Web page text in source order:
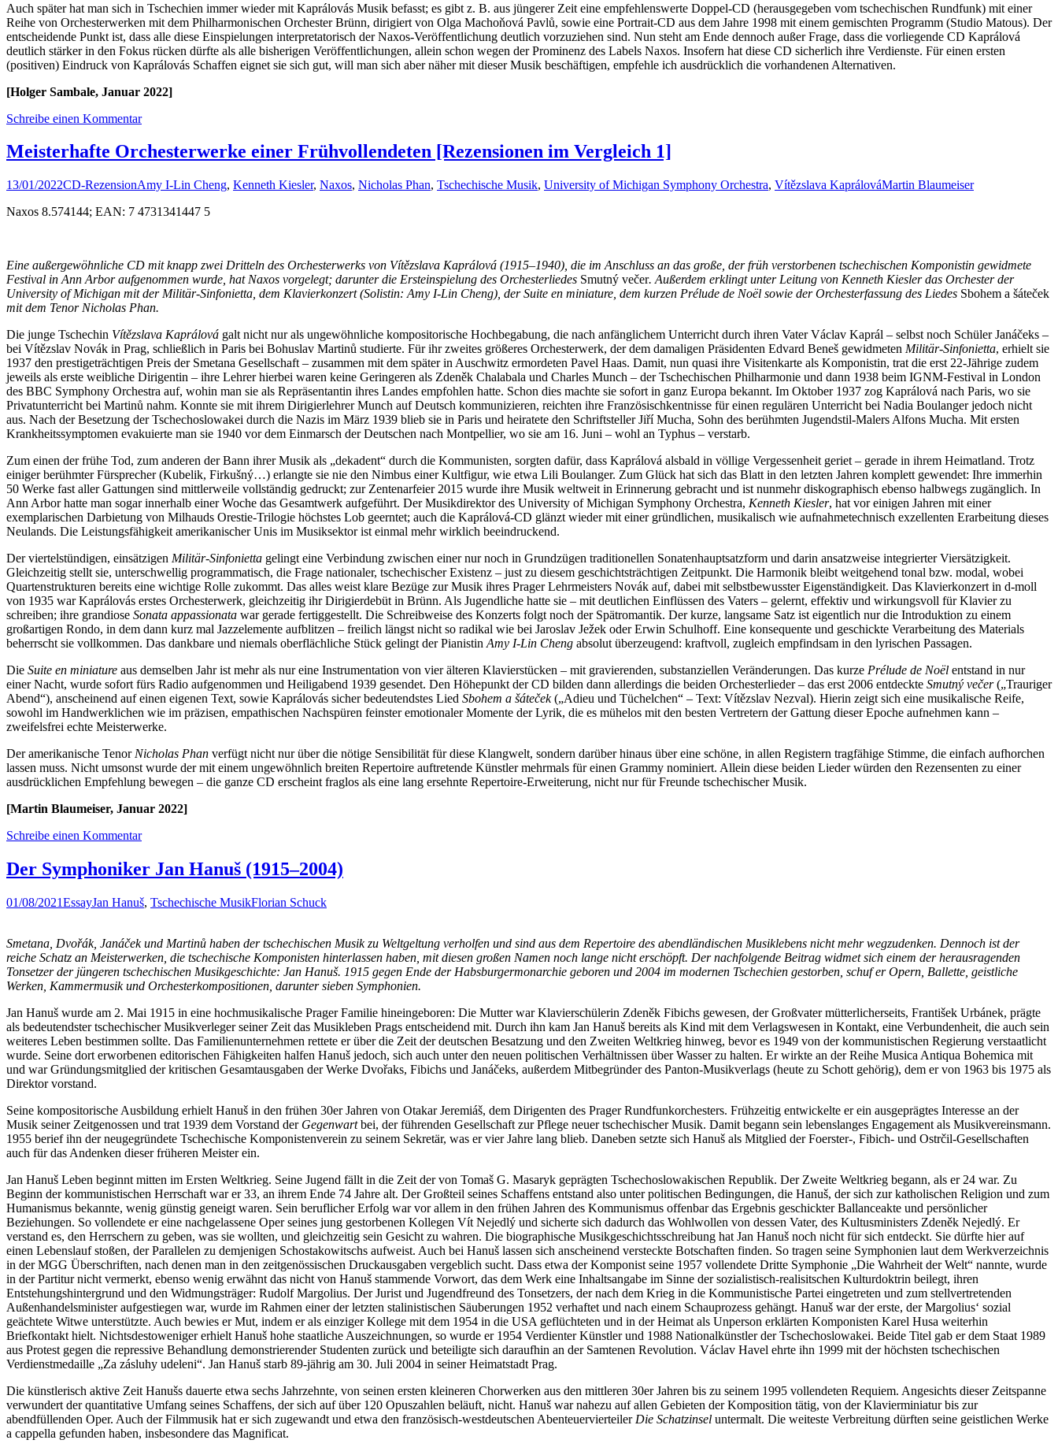
Auch später hat man sich in Tschechien immer wieder mit Kaprálovás Musik befasst; es gibt z. B. aus jüngerer Zeit eine empfehlenswerte Doppel-CD (herausgegeben vom tschechischen Rundfunk) mit einer
Reihe von Orchesterwerken mit dem Philharmonischen Orchester Brünn, dirigiert von Olga Machoňová Pavlů, sowie eine Portrait-CD aus dem Jahre 1998 mit einem gemischten Programm (Studio Matous). Der
entscheidende Punkt ist, dass alle diese Einspielungen interpretatorisch der Naxos-Veröffentlichung deutlich vorzuziehen sind. Nun steht am Ende dennoch außer Frage, dass die vorliegende CD Kaprálová
deutlich stärker in den Fokus rücken dürfte als alle bisherigen Veröffentlichungen, allein schon wegen der Prominenz des Labels Naxos. Insofern hat diese CD sicherlich ihre Verdienste. Für einen ersten
(positiven) Eindruck von Kaprálovás Schaffen eignet sie sich gut, will man sich aber näher mit dieser Musik beschäftigen, empfehle ich ausdrücklich die vorhandenen Alternativen.
[Holger Sambale, Januar 2022]
Schreibe einen Kommentar
Meisterhafte Orchesterwerke einer Frühvollendeten [Rezensionen im Vergleich 1]
13/01/2022CD-RezensionAmy I-Lin Cheng, Kenneth Kiesler, Naxos, Nicholas Phan, Tschechische Musik, University of Michigan Symphony Orchestra, Vítězslava KaprálováMartin Blaumeiser
Naxos 8.574144; EAN: 7 4731341447 5
Eine außergewöhnliche CD mit knapp zwei Dritteln des Orchesterwerks von Vítězslava Kaprálová (1915–1940), die im Anschluss an das große, der früh verstorbenen tschechischen Komponistin gewidmete
Festival in Ann Arbor aufgenommen wurde, hat Naxos vorgelegt; darunter die Ersteinspielung des Orchesterliedes Smutný večer. Außerdem erklingt unter Leitung von Kenneth Kiesler das Orchester der
University of Michigan mit der Militär-Sinfonietta, dem Klavierkonzert (Solistin: Amy I-Lin Cheng), der Suite en miniature, dem kurzen Prélude de Noël sowie der Orchesterfassung des Liedes Sbohem a šáteček
mit dem Tenor Nicholas Phan.
Die junge Tschechin Vítězslava Kaprálová galt nicht nur als ungewöhnliche kompositorische Hochbegabung, die nach anfänglichem Unterricht durch ihren Vater Václav Kaprál – selbst noch Schüler Janáčeks –
bei Vítězslav Novák in Prag, schließlich in Paris bei Bohuslav Martinů studierte. Für ihr zweites größeres Orchesterwerk, der dem damaligen Präsidenten Edvard Beneš gewidmeten Militär-Sinfonietta, erhielt sie
1937 den prestigeträchtigen Preis der Smetana Gesellschaft – zusammen mit dem später in Auschwitz ermordeten Pavel Haas. Damit, nun quasi ihre Visitenkarte als Komponistin, trat die erst 22-Jährige zudem
jeweils als erste weibliche Dirigentin – ihre Lehrer hierbei waren keine Geringeren als Zdeněk Chalabala und Charles Munch – der Tschechischen Philharmonie und dann 1938 beim IGNM-Festival in London
des BBC Symphony Orchestra auf, wohin man sie als Repräsentantin ihres Landes empfohlen hatte. Schon dies machte sie sofort in ganz Europa bekannt. Im Oktober 1937 zog Kaprálová nach Paris, wo sie
Privatunterricht bei Martinů nahm. Konnte sie mit ihrem Dirigierlehrer Munch auf Deutsch kommunizieren, reichten ihre Französischkentnisse für einen regulären Unterricht bei Nadia Boulanger jedoch nicht
aus. Nach der Besetzung der Tschechoslowakei durch die Nazis im März 1939 blieb sie in Paris und heiratete den Schriftsteller Jiří Mucha, Sohn des berühmten Jugendstil-Malers Alfons Mucha. Mit ersten
Krankheitssymptomen evakuierte man sie 1940 vor dem Einmarsch der Deutschen nach Montpellier, wo sie am 16. Juni – wohl an Typhus – verstarb.
Zum einen der frühe Tod, zum anderen der Bann ihrer Musik als „dekadent“ durch die Kommunisten, sorgten dafür, dass Kaprálová alsbald in völlige Vergessenheit geriet – gerade in ihrem Heimatland. Trotz
einiger berühmter Fürsprecher (Kubelik, Firkušný…) erlangte sie nie den Nimbus einer Kultfigur, wie etwa Lili Boulanger. Zum Glück hat sich das Blatt in den letzten Jahren komplett gewendet: Ihre immerhin
50 Werke fast aller Gattungen sind mittlerweile vollständig gedruckt; zur Zentenarfeier 2015 wurde ihre Musik weltweit in Erinnerung gebracht und ist nunmehr diskographisch ebenso halbwegs zugänglich. In
Ann Arbor hatte man sogar innerhalb einer Woche das Gesamtwerk aufgeführt. Der Musikdirektor des University of Michigan Symphony Orchestra, Kenneth Kiesler, hat vor einigen Jahren mit einer
exemplarischen Darbietung von Milhauds Orestie-Trilogie höchstes Lob geerntet; auch die Kaprálová-CD glänzt wieder mit einer gründlichen, musikalisch wie aufnahmetechnisch exzellenten Erarbeitung dieses
Neulands. Die Leistungsfähigkeit amerikanischer Unis im Musiksektor ist einmal mehr wirklich beeindruckend.
Der viertelstündigen, einsätzigen Militär-Sinfonietta gelingt eine Verbindung zwischen einer nur noch in Grundzügen traditionellen Sonatenhauptsatzform und darin ansatzweise integrierter Viersätzigkeit.
Gleichzeitig stellt sie, unterschwellig programmatisch, die Frage nationaler, tschechischer Existenz – just zu diesem geschichtsträchtigen Zeitpunkt. Die Harmonik bleibt weitgehend tonal bzw. modal, wobei
Quartenstrukturen bereits eine wichtige Rolle zukommt. Das alles weist klare Bezüge zur Musik ihres Prager Lehrmeisters Novák auf, dabei mit selbstbewusster Eigenständigkeit. Das Klavierkonzert in d-moll
von 1935 war Kaprálovás erstes Orchesterwerk, gleichzeitig ihr Dirigierdebüt in Brünn. Als Jugendliche hatte sie – mit deutlichen Einflüssen des Vaters – gelernt, effektiv und wirkungsvoll für Klavier zu
schreiben; ihre grandiose Sonata appassionata war gerade fertiggestellt. Die Schreibweise des Konzerts folgt noch der Spätromantik. Der kurze, langsame Satz ist eigentlich nur die Introduktion zu einem
großartigen Rondo, in dem dann kurz mal Jazzelemente aufblitzen – freilich längst nicht so radikal wie bei Jaroslav Ježek oder Erwin Schulhoff. Eine konsequente und geschickte Verarbeitung des Materials
beherrscht sie vollkommen. Das dankbare und niemals oberflächliche Stück gelingt der Pianistin Amy I-Lin Cheng absolut überzeugend: kraftvoll, zugleich empfindsam in den lyrischen Passagen.
Die Suite en miniature aus demselben Jahr ist mehr als nur eine Instrumentation von vier älteren Klavierstücken – mit gravierenden, substanziellen Veränderungen. Das kurze Prélude de Noël entstand in nur
einer Nacht, wurde sofort fürs Radio aufgenommen und Heiligabend 1939 gesendet. Den Höhepunkt der CD bilden dann allerdings die beiden Orchesterlieder – das erst 2006 entdeckte Smutný večer(„Trauriger
Abend“), anscheinend auf einen eigenen Text, sowie Kaprálovás sicher bedeutendstes Lied Sbohem a šáteček(„Adieu und Tüchelchen“ – Text: Vítězslav Nezval). Hierin zeigt sich eine musikalische Reife,
sowohl im Handwerklichen wie im präzisen, empathischen Nachspüren feinster emotionaler Momente der Lyrik, die es mühelos mit den besten Vertretern der Gattung dieser Epoche aufnehmen kann –
zweifelsfrei echte Meisterwerke.
Der amerikanische Tenor Nicholas Phan verfügt nicht nur über die nötige Sensibilität für diese Klangwelt, sondern darüber hinaus über eine schöne, in allen Registern tragfähige Stimme, die einfach aufhorchen
lassen muss. Nicht umsonst wurde der mit einem ungewöhnlich breiten Repertoire auftretende Künstler mehrmals für einen Grammy nominiert. Allein diese beiden Lieder würden den Rezensenten zu einer
ausdrücklichen Empfehlung bewegen – die ganze CD erscheint fraglos als eine lang ersehnte Repertoire-Erweiterung, nicht nur für Freunde tschechischer Musik.
[Martin Blaumeiser, Januar 2022]
Schreibe einen Kommentar
Der Symphoniker Jan Hanuš (1915–2004)
01/08/2021EssayJan Hanuš, Tschechische MusikFlorian Schuck
Smetana, Dvořák, Janáček und Martinů haben der tschechischen Musik zu Weltgeltung verholfen und sind aus dem Repertoire des abendländischen Musiklebens nicht mehr wegzudenken. Dennoch ist der
reiche Schatz an Meisterwerken, die tschechische Komponisten hinterlassen haben, mit diesen großen Namen noch lange nicht erschöpft. Der nachfolgende Beitrag widmet sich einem der herausragenden
Tonsetzer der jüngeren tschechischen Musikgeschichte: Jan Hanuš. 1915 gegen Ende der Habsburgermonarchie geboren und 2004 im modernen Tschechien gestorben, schuf er Opern, Ballette, geistliche
Werken, Kammermusik und Orchesterkompositionen, darunter sieben Symphonien.
Jan Hanuš wurde am 2. Mai 1915 in eine hochmusikalische Prager Familie hineingeboren: Die Mutter war Klavierschülerin Zdeněk Fibichs gewesen, der Großvater mütterlicherseits, František Urbánek, prägte
als bedeutendster tschechischer Musikverleger seiner Zeit das Musikleben Prags entscheidend mit. Durch ihn kam Jan Hanuš bereits als Kind mit dem Verlagswesen in Kontakt, eine Verbundenheit, die auch sein
weiteres Leben bestimmen sollte. Das Familienunternehmen rettete er über die Zeit der deutschen Besatzung und den Zweiten Weltkrieg hinweg, bevor es 1949 von der kommunistischen Regierung verstaatlicht
wurde. Seine dort erworbenen editorischen Fähigkeiten halfen Hanuš jedoch, sich auch unter den neuen politischen Verhältnissen über Wasser zu halten. Er wirkte an der Reihe Musica Antiqua Bohemica mit
und war Gründungsmitglied der kritischen Gesamtausgaben der Werke Dvořaks, Fibichs und Janáčeks, außerdem Mitbegründer des Panton-Musikverlags (heute zu Schott gehörig), dem er von 1963 bis 1975 als
Direktor vorstand.
Seine kompositorische Ausbildung erhielt Hanuš in den frühen 30er Jahren von Otakar Jeremiáš, dem Dirigenten des Prager Rundfunkorchesters. Frühzeitig entwickelte er ein ausgeprägtes Interesse an der
Musik seiner Zeitgenossen und trat 1939 dem Vorstand der Gegenwartbei, der führenden Gesellschaft zur Pflege neuer tschechischer Musik. Damit begann sein lebenslanges Engagement als Musikvereinsmann.
1955 berief ihn der neugegründete Tschechische Komponistenverein zu seinem Sekretär, was er vier Jahre lang blieb. Daneben setzte sich Hanuš als Mitglied der Foerster-, Fibich- und Ostrčil-Gesellschaften
auch für das Andenken dieser früheren Meister ein.
Jan Hanuš Leben beginnt mitten im Ersten Weltkrieg. Seine Jugend fällt in die Zeit der von Tomaš G. Masaryk geprägten Tschechoslowakischen Republik. Der Zweite Weltkrieg begann, als er 24 war. Zu
Beginn der kommunistischen Herrschaft war er 33, an ihrem Ende 74 Jahre alt. Der Großteil seines Schaffens entstand also unter politischen Bedingungen, die Hanuš, der sich zur katholischen Religion und zum
Humanismus bekannte, wenig günstig geneigt waren. Sein beruflicher Erfolg war vor allem in den frühen Jahren des Kommunismus offenbar das Ergebnis geschickter Ballanceakte und persönlicher
Beziehungen. So vollendete er eine nachgelassene Oper seines jung gestorbenen Kollegen Vít Nejedlý und sicherte sich dadurch das Wohlwollen von dessen Vater, des Kultusministers Zdeněk Nejedlý. Er
verstand es, den Herrschern zu geben, was sie wollten, und gleichzeitig sein Gesicht zu wahren. Die biographische Musikgeschichtsschreibung hat Jan Hanuš noch nicht für sich entdeckt. Sie dürfte hier auf
einen Lebenslauf stoßen, der Parallelen zu demjenigen Schostakowitschs aufweist. Auch bei Hanuš lassen sich anscheinend versteckte Botschaften finden. So tragen seine Symphonien laut dem Werkverzeichnis
in der MGG Überschriften, nach denen man in den zeitgenössischen Druckausgaben vergeblich sucht. Dass etwa der Komponist seine 1957 vollendete Dritte Symphonie „Die Wahrheit der Welt“ nannte, wurde
in der Partitur nicht vermerkt, ebenso wenig erwähnt das nicht von Hanuš stammende Vorwort, das dem Werk eine Inhaltsangabe im Sinne der sozialistisch-realisitschen Kulturdoktrin beilegt, ihren
Entstehungshintergrund und den Widmungsträger: Rudolf Margolius. Der Jurist und Jugendfreund des Tonsetzers, der nach dem Krieg in die Kommunistische Partei eingetreten und zum stellvertretenden
Außenhandelsminister aufgestiegen war, wurde im Rahmen einer der letzten stalinistischen Säuberungen 1952 verhaftet und nach einem Schauprozess gehängt. Hanuš war der erste, der Margolius‘ sozial
geächtete Witwe unterstützte. Auch bewies er Mut, indem er als einziger Kollege mit dem 1954 in die USA geflüchteten und in der Heimat als Unperson erklärten Komponisten Karel Husa weiterhin
Briefkontakt hielt. Nichtsdestoweniger erhielt Hanuš hohe staatliche Auszeichnungen, so wurde er 1954 Verdienter Künstler und 1988 Nationalkünstler der Tschechoslowakei. Beide Titel gab er dem Staat 1989
aus Protest gegen die repressive Behandlung demonstrierender Studenten zurück und beteiligte sich daraufhin an der Samtenen Revolution. Václav Havel ehrte ihn 1999 mit der höchsten tschechischen
Verdienstmedaille „Za zásluhy udeleni“. Jan Hanuš starb 89-jährig am 30. Juli 2004 in seiner Heimatstadt Prag.
Die künstlerisch aktive Zeit Hanušs dauerte etwa sechs Jahrzehnte, von seinen ersten kleineren Chorwerken aus den mittleren 30er Jahren bis zu seinem 1995 vollendeten Requiem. Angesichts dieser Zeitspanne
verwundert der quantitative Umfang seines Schaffens, der sich auf über 120 Opuszahlen beläuft, nicht. Hanuš war nahezu auf allen Gebieten der Komposition tätig, von der Klavierminiatur bis zur
abendfüllenden Oper. Auch der Filmmusik hat er sich zugewandt und etwa den französisch-westdeutschen Abenteuervierteiler Die Schatzinsel untermalt. Die weiteste Verbreitung dürften seine geistlichen Werke
a cappella gefunden haben, insbesondere das Magnificat.